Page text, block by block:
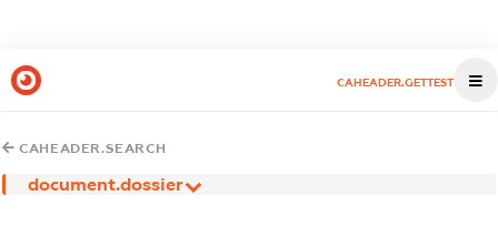
CAHEADER.GETTEST
CAHEADER.SEARCH
document.dossier